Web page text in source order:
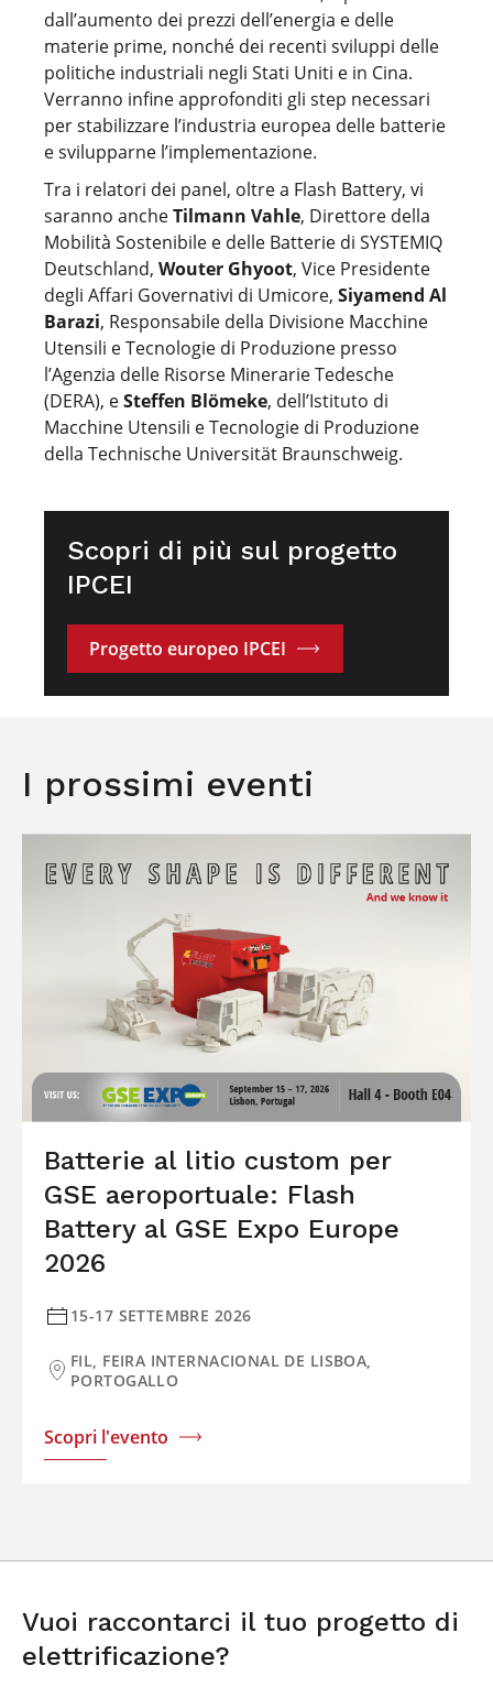
dall’aumento dei prezzi dell’energia e delle
materie prime, nonché dei recenti sviluppi delle
politiche industriali negli Stati Uniti e in Cina.
Verranno infine approfonditi gli step necessari
per stabilizzare l’industria europea delle batterie
e svilupparne l’implementazione.
Tra i relatori dei panel, oltre a Flash Battery, vi
saranno ancheTilmann Vahle, Direttore della
Mobilità Sostenibile e delle Batterie di SYSTEMIQ
Deutschland, Wouter Ghyoot, Vice Presidente
degli Affari Governativi di Umicore, Siyamend Al
Barazi, Responsabile della Divisione Macchine
Utensili e Tecnologie di Produzione presso
l’Agenzia delle Risorse Minerarie Tedesche
(DERA), eSteffen Blömeke, dell’Istituto di
Macchine Utensili e Tecnologie di Produzione
della Technische Universität Braunschweig.
Scopri di più sul progetto
IPCEI
Progetto europeo IPCEI
I prossimi eventi
Batterie al litio custom per
GSE aeroportuale: Flash
Battery al GSE Expo Europe
2026
15-17 SETTEMBRE 2026
FIL, FEIRA INTERNACIONAL DE LISBOA,
PORTOGALLO
Scopri l'evento
Vuoi raccontarci il tuo progetto di
elettrificazione?